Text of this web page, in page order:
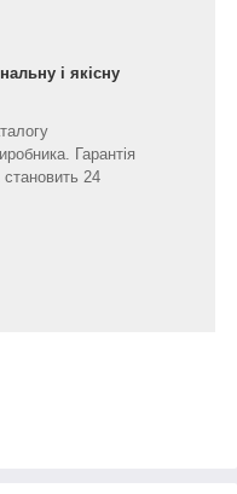
і якісну
Гарантія
становить 24